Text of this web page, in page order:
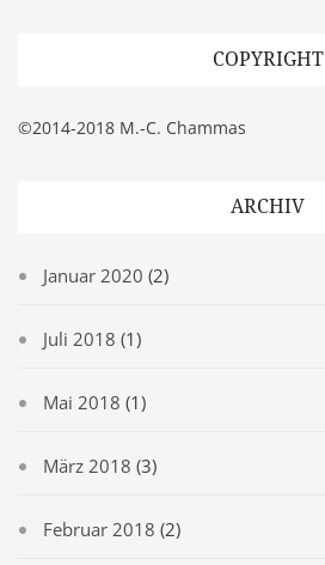
COPYRIGHT
©2014-2018 M.-C. Chammas
ARCHIV
Januar 2020 (2)
Juli 2018 (1)
Mai 2018 (1)
März 2018 (3)
Februar 2018 (2)